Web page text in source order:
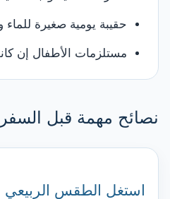
حقيبة يومية صغيرة
مستلزمات الأطفال إن
نصائح مهمة قبل
استغل الطقس الربيعي